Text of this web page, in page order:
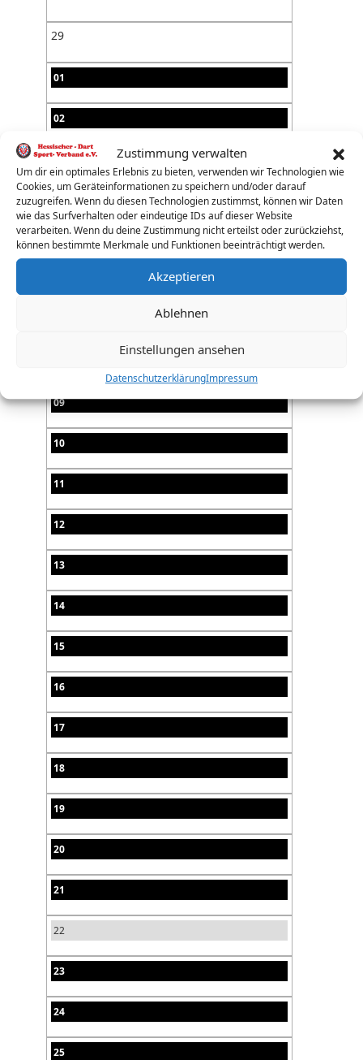
Zustimmung verwalten
Um dir ein optimales Erlebnis zu bieten, verwenden wir Technologien wie
Cookies, um Geräteinformationen zu speichern und/oder darauf
zuzugreifen. Wenn du diesen Technologien zustimmst, können wir Daten
wie das Surfverhalten oder eindeutige IDs auf dieser Website
verarbeiten. Wenn du deine Zustimmung nicht erteilst oder zurückziehst,
können bestimmte Merkmale und Funktionen beeinträchtigt werden.
Akzeptieren
Ablehnen
Einstellungen ansehen
DatenschutzerklärungImpressum
29
01
02
03
04
05
09
10
11
12
13
14
15
16
17
18
19
20
21
22
23
24
25